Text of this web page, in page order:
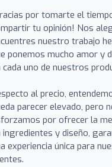
por tomarte el
tu opinión! Nos
nuestro trabajo
ponemos mucho amor y
cada uno de nuestros
al precio,
parecer elevado, pero
por ofrecer la
ingredientes y diseño,
experiencia única para